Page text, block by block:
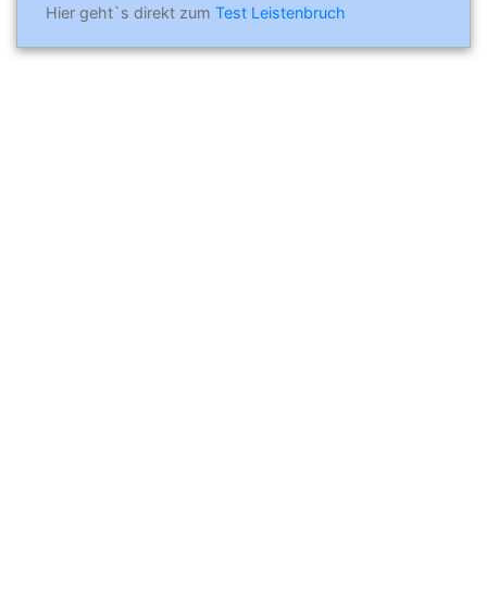
Hier geht`s direkt zum Test Leistenbruch